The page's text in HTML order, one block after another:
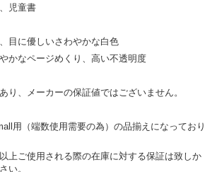
児童書
目に優しいさわやかな白色
かなページめくり、高い不透明度
り、メーカーの保証値ではございません。
用（端数使用需要の為）の品揃えになっており
上ご使用される際の在庫に対する保証は致しか
い。